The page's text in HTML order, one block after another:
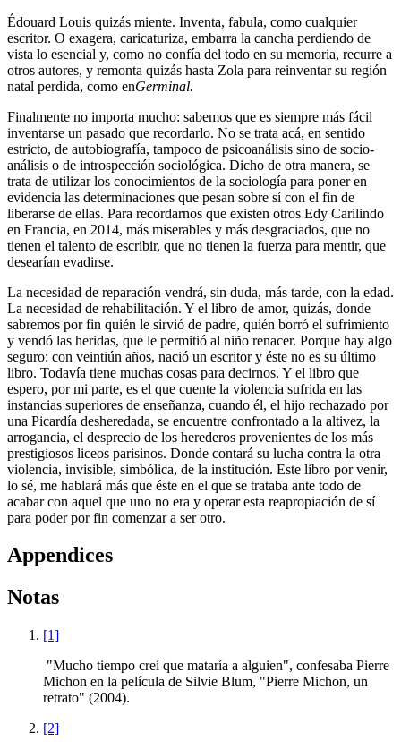
Édouard Louis quizás miente. Inventa, fabula, como cualquier
escritor. O exagera, caricaturiza, embarra la cancha perdiendo de
vista lo esencial y, como no confía del todo en su memoria, recurre a
otros autores, y remonta quizás hasta Zola para reinventar su región
natal perdida, como enGerminal.
Finalmente no importa mucho: sabemos que es siempre más fácil
inventarse un pasado que recordarlo. No se trata acá, en sentido
estricto, de autobiografía, tampoco de psicoanálisis sino de socio-
análisis o de introspección sociológica. Dicho de otra manera, se
trata de utilizar los conocimientos de la sociología para poner en
evidencia las determinaciones que pesan sobre sí con el fin de
liberarse de ellas. Para recordarnos que existen otros Edy Carilindo
en Francia, en 2014, más miserables y más desgraciados, que no
tienen el talento de escribir, que no tienen la fuerza para mentir, que
desearían evadirse.
La necesidad de reparación vendrá, sin duda, más tarde, con la edad.
La necesidad de rehabilitación. Y el libro de amor, quizás, donde
sabremos por fin quién le sirvió de padre, quién borró el sufrimiento
y vendó las heridas, que le permitió al niño renacer. Porque hay algo
seguro: con veintiún años, nació un escritor y éste no es su último
libro. Todavía tiene muchas cosas para decirnos. Y el libro que
espero, por mi parte, es el que cuente la violencia sufrida en las
instancias superiores de enseñanza, cuando él, el hijo rechazado por
una Picardía desheredada, se encuentre confrontado a la altivez, la
arrogancia, el desprecio de los herederos provenientes de los más
prestigiosos liceos parisinos. Donde contará su lucha contra la otra
violencia, invisible, simbólica, de la institución. Este libro por venir,
lo sé, me hablará más que éste en el que se trataba ante todo de
acabar con aquel que uno no era y operar esta reapropiación de sí
para poder por fin comenzar a ser otro.
Appendices
Notas
[1]
"Mucho tiempo creí que mataría a alguien", confesaba Pierre
Michon en la película de Silvie Blum, "Pierre Michon, un
retrato" (2004).
[2]